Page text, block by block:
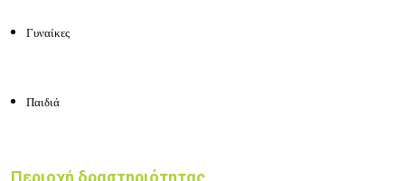
Γυναίκες
Παιδιά
Περιοχή δραστηριότητας